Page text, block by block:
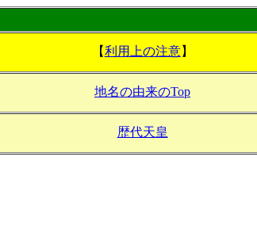
【利用上の注意】
地名の由来のTop
歴代天皇